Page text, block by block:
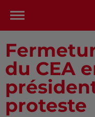
du CEA
proteste